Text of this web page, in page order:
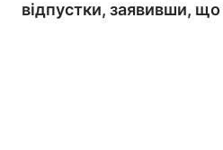
відпустки, заявивши,